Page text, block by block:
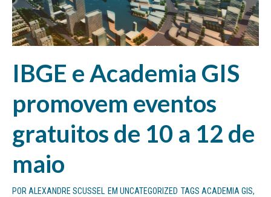
IBGE e Academia GIS
promovem eventos
gratuitos de 10 a 12 de
maio
POR ALEXANDRE SCUSSEL EM UNCATEGORIZED TAGS ACADEMIA GIS,